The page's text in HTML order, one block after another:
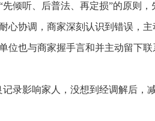
倾听、后普法、再定损”的原则
心协调，商家深刻认识到错误，
位也与商家握手言和并主动留下
录影响家人，没想到经调解后